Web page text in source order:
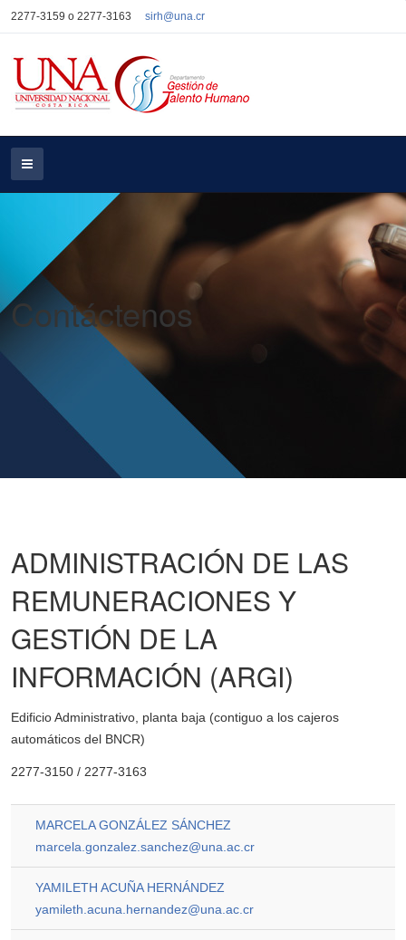
2277-3159 o 2277-3163 sirh@una.cr
Contáctenos
ADMINISTRACIÓN DE LAS
REMUNERACIONES Y
GESTIÓN DE LA
INFORMACIÓN (ARGI)
Edificio Administrativo, planta baja (contiguo a los cajeros
automáticos del BNCR)
2277-3150 / 2277-3163
MARCELA GONZÁLEZ SÁNCHEZ
marcela.gonzalez.sanchez@una.ac.cr
YAMILETH ACUÑA HERNÁNDEZ
yamileth.acuna.hernandez@una.ac.cr